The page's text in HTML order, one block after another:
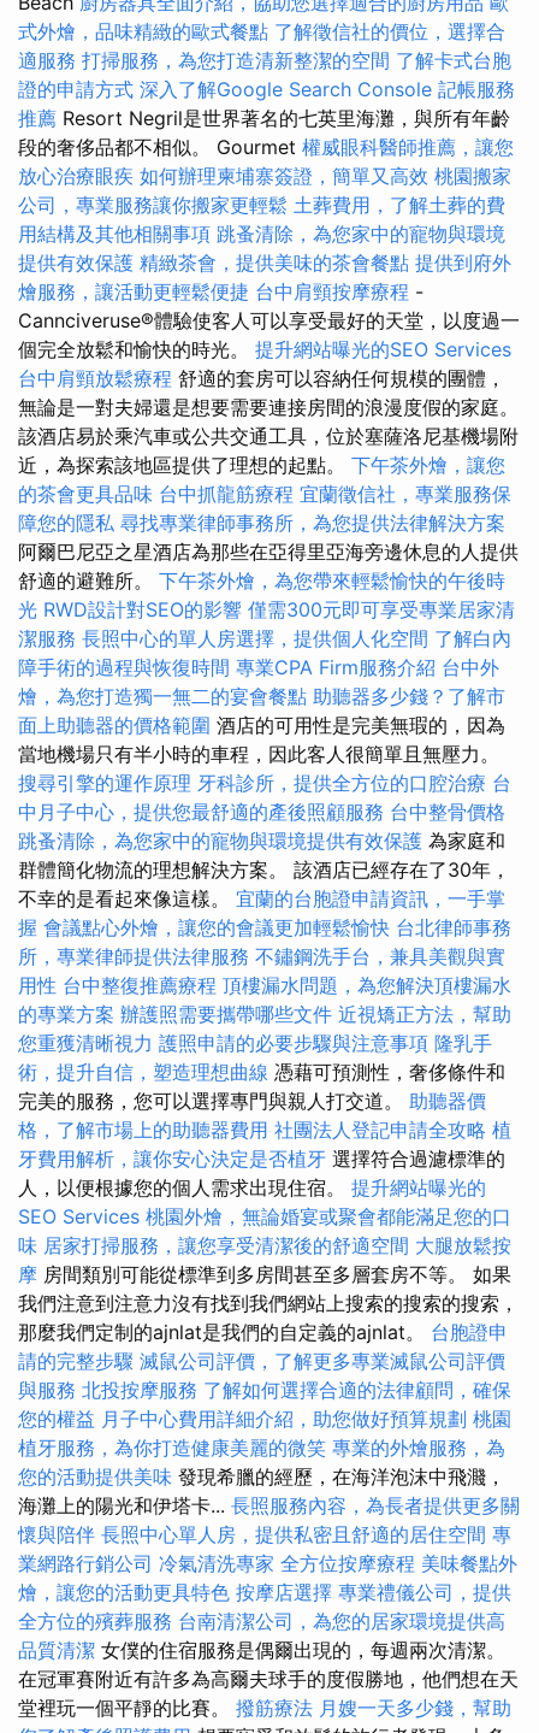
式外燴，品味精緻的歐式餐點 了解徵信社的價位，選擇合
適服務 打掃服務，為您打造清新整潔的空間 了解卡式台胞
證的申請方式 深入了解Google Search Console 記帳服務
推薦 Resort Negril是世界著名的七英里海灘，與所有年齡
段的奢侈品都不相似。 Gourmet 權威眼科醫師推薦，讓您
放心治療眼疾 如何辦理柬埔寨簽證，簡單又高效 桃園搬家
公司，專業服務讓你搬家更輕鬆 土葬費用，了解土葬的費
用結構及其他相關事項 跳蚤清除，為您家中的寵物與環境
提供有效保護 精緻茶會，提供美味的茶會餐點 提供到府外
燴服務，讓活動更輕鬆便捷 台中肩頸按摩療程 -
Cannciveruse®體驗使客人可以享受最好的天堂，以度過一
個完全放鬆和愉快的時光。 提升網站曝光的SEO Services
台中肩頸放鬆療程 舒適的套房可以容納任何規模的團體，
無論是一對夫婦還是想要需要連接房間的浪漫度假的家庭。
該酒店易於乘汽車或公共交通工具，位於塞薩洛尼基機場附
近，為探索該地區提供了理想的起點。 下午茶外燴，讓您
的茶會更具品味 台中抓龍筋療程 宜蘭徵信社，專業服務保
障您的隱私 尋找專業律師事務所，為您提供法律解決方案
阿爾巴尼亞之星酒店為那些在亞得里亞海旁邊休息的人提供
舒適的避難所。 下午茶外燴，為您帶來輕鬆愉快的午後時
光 RWD設計對SEO的影響 僅需300元即可享受專業居家清
潔服務 長照中心的單人房選擇，提供個人化空間 了解白內
障手術的過程與恢復時間 專業CPA Firm服務介紹 台中外
燴，為您打造獨一無二的宴會餐點 助聽器多少錢？了解市
面上助聽器的價格範圍 酒店的可用性是完美無瑕的，因為
當地機場只有半小時的車程，因此客人很簡單且無壓力。
搜尋引擎的運作原理 牙科診所，提供全方位的口腔治療 台
中月子中心，提供您最舒適的產後照顧服務 台中整骨價格
跳蚤清除，為您家中的寵物與環境提供有效保護 為家庭和
群體簡化物流的理想解決方案。 該酒店已經存在了30年，
不幸的是看起來像這樣。 宜蘭的台胞證申請資訊，一手掌
握 會議點心外燴，讓您的會議更加輕鬆愉快 台北律師事務
所，專業律師提供法律服務 不鏽鋼洗手台，兼具美觀與實
用性 台中整復推薦療程 頂樓漏水問題，為您解決頂樓漏水
的專業方案 辦護照需要攜帶哪些文件 近視矯正方法，幫助
您重獲清晰視力 護照申請的必要步驟與注意事項 隆乳手
術，提升自信，塑造理想曲線 憑藉可預測性，奢侈條件和
完美的服務，您可以選擇專門與親人打交道。 助聽器價
格，了解市場上的助聽器費用 社團法人登記申請全攻略 植
牙費用解析，讓你安心決定是否植牙 選擇符合過濾標準的
人，以便根據您的個人需求出現住宿。 提升網站曝光的
SEO Services 桃園外燴，無論婚宴或聚會都能滿足您的口
味 居家打掃服務，讓您享受清潔後的舒適空間 大腿放鬆按
摩 房間類別可能從標準到多房間甚至多層套房不等。 如果
我們注意到注意力沒有找到我們網站上搜索的搜索的搜索，
那麼我們定制的ajnlat是我們的自定義的ajnlat。 台胞證申
請的完整步驟 滅鼠公司評價，了解更多專業滅鼠公司評價
與服務 北投按摩服務 了解如何選擇合適的法律顧問，確保
您的權益 月子中心費用詳細介紹，助您做好預算規劃 桃園
植牙服務，為你打造健康美麗的微笑 專業的外燴服務，為
您的活動提供美味 發現希臘的經歷，在海洋泡沫中飛濺，
海灘上的陽光和伊塔卡... 長照服務內容，為長者提供更多關
懷與陪伴 長照中心單人房，提供私密且舒適的居住空間 專
業網路行銷公司 冷氣清洗專家 全方位按摩療程 美味餐點外
燴，讓您的活動更具特色 按摩店選擇 專業禮儀公司，提供
全方位的殯葬服務 台南清潔公司，為您的居家環境提供高
品質清潔 女僕的住宿服務是偶爾出現的，每週兩次清潔。
在冠軍賽附近有許多為高爾夫球手的度假勝地，他們想在天
堂裡玩一個平靜的比賽。 撥筋療法 月嫂一天多少錢，幫助